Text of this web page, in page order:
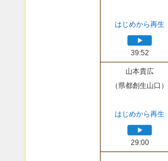
はじめから再生
39:52
山本貴広
（県都創生山口）
はじめから再生
29:00